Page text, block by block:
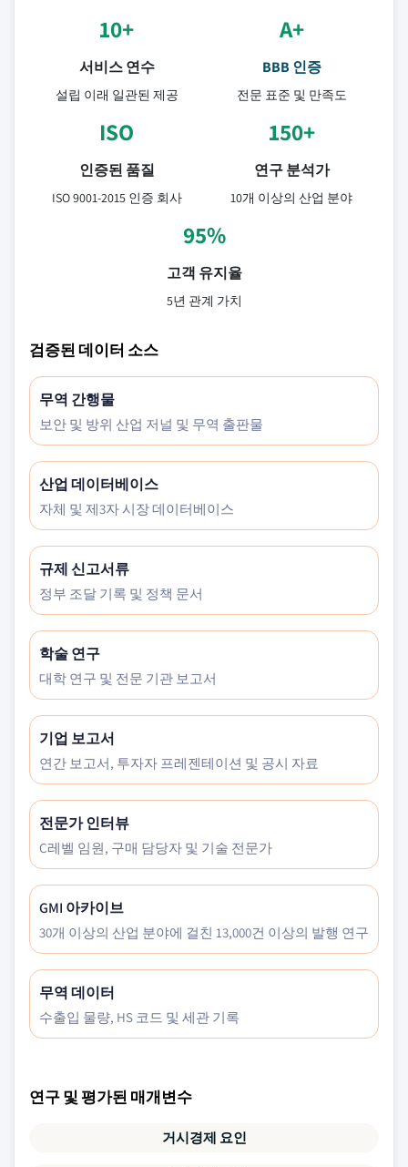
10+
서비스 연수
설립 이래 일관된 제공
A+
BBB 인증
전문 표준 및 만족도
ISO
인증된 품질
ISO 9001-2015 인증 회사
150+
연구 분석가
10개 이상의 산업 분야
95%
고객 유지율
5년 관계 가치
검증된 데이터 소스
무역 간행물
보안 및 방위 산업 저널 및 무역 출판물
산업 데이터베이스
자체 및 제3자 시장 데이터베이스
규제 신고서류
정부 조달 기록 및 정책 문서
학술 연구
대학 연구 및 전문 기관 보고서
기업 보고서
연간 보고서, 투자자 프레젠테이션 및 공시 자료
전문가 인터뷰
C레벨 임원, 구매 담당자 및 기술 전문가
GMI 아카이브
30개 이상의 산업 분야에 걸친 13,000건 이상의 발행 연구
무역 데이터
수출입 물량, HS 코드 및 세관 기록
연구 및 평가된 매개변수
거시경제 요인